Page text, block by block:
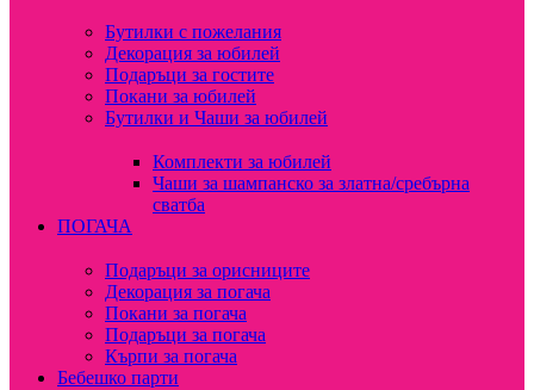
Бутилки с пожелания
Декорация за юбилей
Подаръци за гостите
Покани за юбилей
Бутилки и Чаши за юбилей
Комплекти за юбилей
Чаши за шампанско за златна/сребърна
сватба
ПОГАЧА
Подаръци за орисниците
Декорация за погача
Покани за погача
Подаръци за погача
Кърпи за погача
Бебешко парти